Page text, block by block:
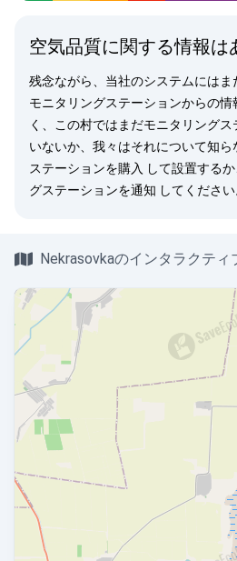
空気品質に関する情報は
残念ながら、当社のシステムには
モニタリングステーションからの
く、この村ではまだモニタリング
いないか、我々はそれについて知ら
ステーションを購入 して設置する
グステーションを通知 してください
Nekrasovkaのインタラクテ